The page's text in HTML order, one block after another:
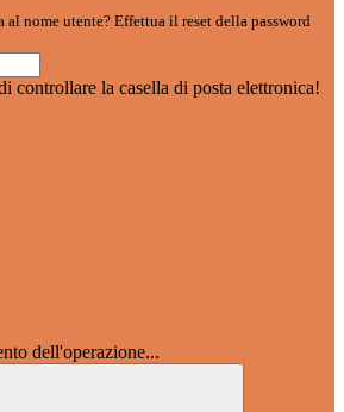
al nome utente? Effettua il reset della password
controllare la casella di posta elettronica!
dell'operazione...